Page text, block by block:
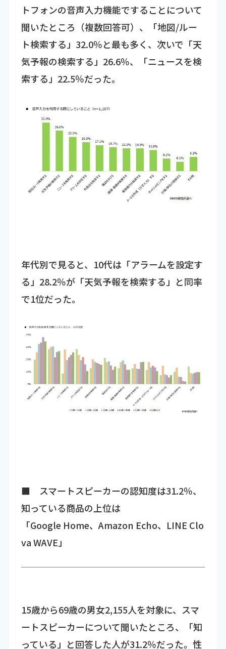
トフォンの音声入力機能ですることについて
聞いたところ（複数回答可）、「地図/ルー
ト検索する」32.0％と最も多く、次いで「天
気予報の検索する」26.6％、「ニュースを検
索する」22.5％だった。
年代別で見ると、10代は「アラームを設定す
る」28.2％が「天気予報を検索する」と同率
で1位だった。
■ スマートスピーカーの認知度は31.2％、
知っている商品の上位は
「Google Home、Amazon Echo、LINE Clo
va WAVE」
15歳から69歳の男女2,155人を対象に、スマ
ートスピーカーについて聞いたところ、「知
っている」と回答した人が31.2％だった。性